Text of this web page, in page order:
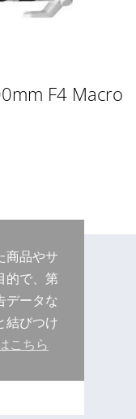
F4 Macro
商品やサ
的で、第
データな
結びつけ
こちら